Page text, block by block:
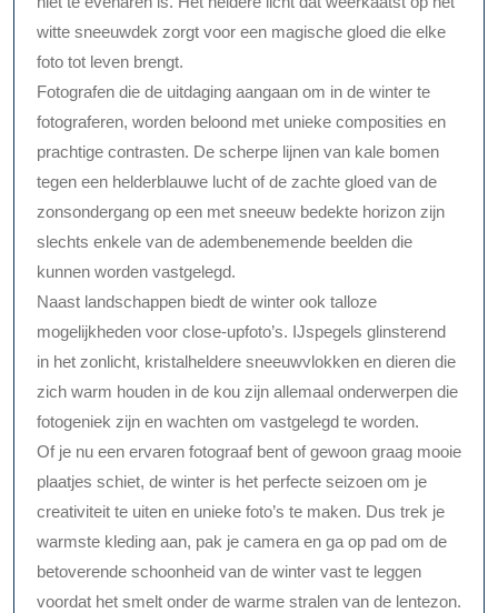
witte sneeuwdek zorgt voor een magische gloed die elke
foto tot leven brengt.
Fotografen die de uitdaging aangaan om in de winter te
fotograferen, worden beloond met unieke composities en
prachtige contrasten. De scherpe lijnen van kale bomen
tegen een helderblauwe lucht of de zachte gloed van de
zonsondergang op een met sneeuw bedekte horizon zijn
slechts enkele van de adembenemende beelden die
kunnen worden vastgelegd.
Naast landschappen biedt de winter ook talloze
mogelijkheden voor close-upfoto’s. IJspegels glinsterend
in het zonlicht, kristalheldere sneeuwvlokken en dieren die
zich warm houden in de kou zijn allemaal onderwerpen die
fotogeniek zijn en wachten om vastgelegd te worden.
Of je nu een ervaren fotograaf bent of gewoon graag mooie
plaatjes schiet, de winter is het perfecte seizoen om je
creativiteit te uiten en unieke foto’s te maken. Dus trek je
warmste kleding aan, pak je camera en ga op pad om de
betoverende schoonheid van de winter vast te leggen
voordat het smelt onder de warme stralen van de lentezon.